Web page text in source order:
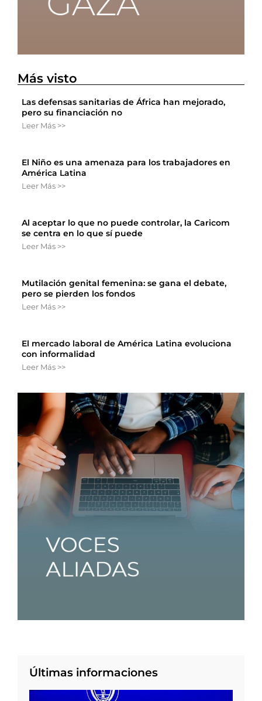
Más visto
Las defensas sanitarias de África han mejorado,
pero su financiación no
Leer Más >>
El Niño es una amenaza para los trabajadores en
América Latina
Leer Más >>
Al aceptar lo que no puede controlar, la Caricom
se centra en lo que sí puede
Leer Más >>
Mutilación genital femenina: se gana el debate,
pero se pierden los fondos
Leer Más >>
El mercado laboral de América Latina evoluciona
con informalidad
Leer Más >>
Últimas informaciones